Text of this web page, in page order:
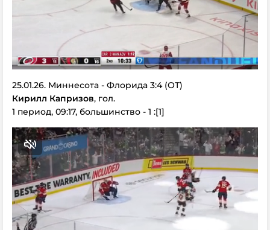
25.01.26. Миннесота - Флорида 3:4 (ОТ)
Кирилл Капризов, гол.
1 период, 09:17, большинство - 1 :[1]